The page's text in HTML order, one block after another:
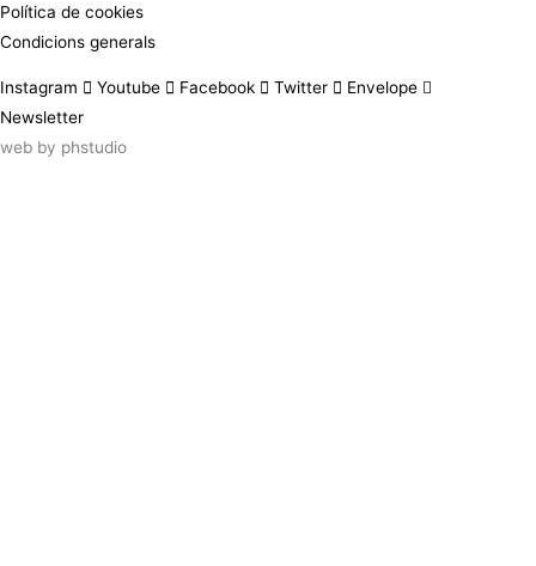
Política de cookies
Condicions generals
Instagram Youtube Facebook Twitter
Envelope
Newsletter
web by phstudio